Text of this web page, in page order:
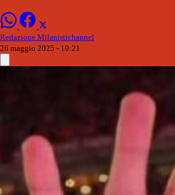
Redazione Milanistichannel
26 maggio 2025 - 10:21